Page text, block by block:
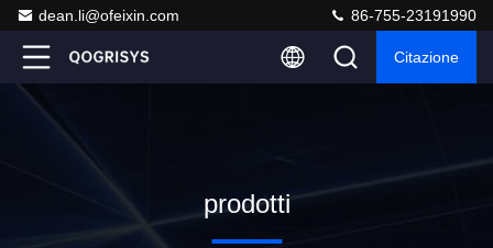
dean.li@ofeixin.com 86-755-23191990
Citazione
prodotti